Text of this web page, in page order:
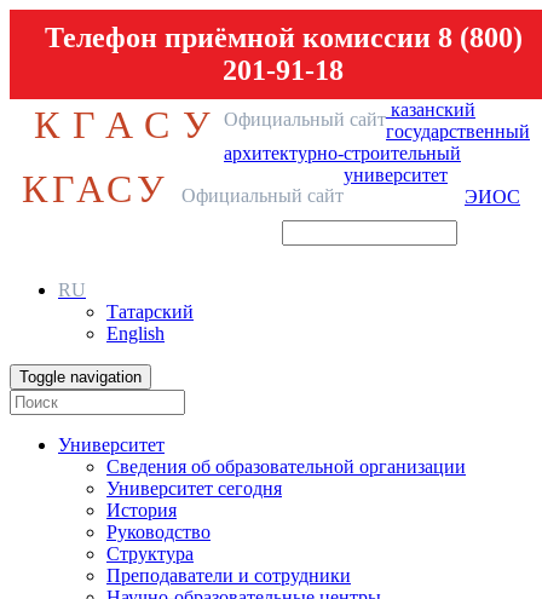
Телефон приёмной комиссии 8 (800)
201-91-18
КГАСУ Официальный сайт казанский
государственный
архитектурно-строительный
университет
КГАСУ Официальный сайт ЭИОС
RU
Татарский
English
Toggle navigation
Университет
Сведения об образовательной организации
Университет сегодня
История
Руководство
Структура
Преподаватели и сотрудники